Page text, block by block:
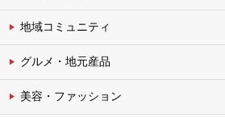
地域コミュニティ
グルメ・地元産品
美容・ファッション